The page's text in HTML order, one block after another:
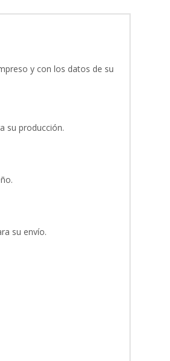
y con los datos de su
su producción.
su envío.